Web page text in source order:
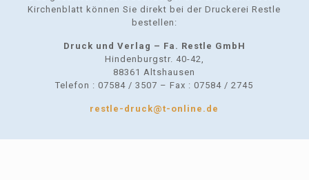
Kirchenblatt können Sie direkt bei der Druckerei Restle
bestellen:
Druck und Verlag – Fa. Restle GmbH
Hindenburgstr. 40-42,
88361 Altshausen
Telefon : 07584 / 3507 – Fax : 07584 / 2745
restle-druck@t-online.de